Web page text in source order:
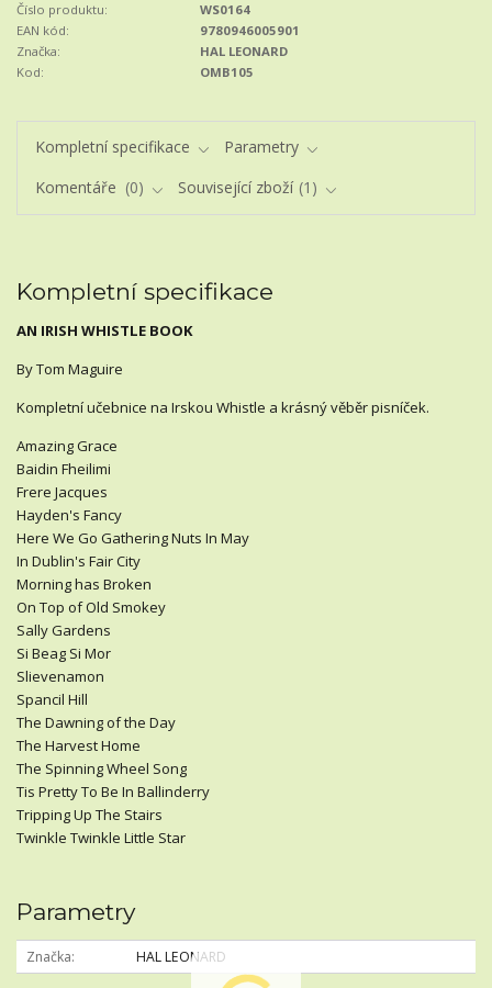
Číslo produktu:
WS0164
EAN kód:
9780946005901
Značka:
HAL LEONARD
Kod:
OMB105
Kompletní specifikace
Parametry
Komentáře
0 Související zboží 1
Kompletní specifikace
AN IRISH WHISTLE BOOK
By Tom Maguire
Kompletní učebnice na Irskou Whistle a krásný věběr pisníček.
Amazing Grace
Baidin Fheilimi
Frere Jacques
Hayden's Fancy
Here We Go Gathering Nuts In May
In Dublin's Fair City
Morning has Broken
On Top of Old Smokey
Sally Gardens
Si Beag Si Mor
Slievenamon
Spancil Hill
The Dawning of the Day
The Harvest Home
The Spinning Wheel Song
Tis Pretty To Be In Ballinderry
Tripping Up The Stairs
Twinkle Twinkle Little Star
Parametry
Značka HAL LEONARD